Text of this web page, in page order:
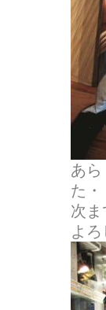
あ
た・
次
よ